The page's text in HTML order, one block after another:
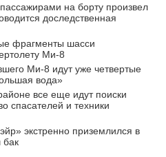
на борту произвел
доследственная
фрагменты шасси
Ми-8
Ми-8 идут уже четвертые
вода»
все еще идут поиски
спасателей и техники
экстренно приземлился в
бак